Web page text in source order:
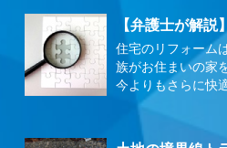
【弁護士が解説
住宅のリフォーム
族がお住まいの家
今よりもさらに快